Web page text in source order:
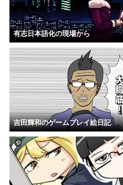
有志日本語化の現場から
吉田輝和のゲームプレイ絵日記